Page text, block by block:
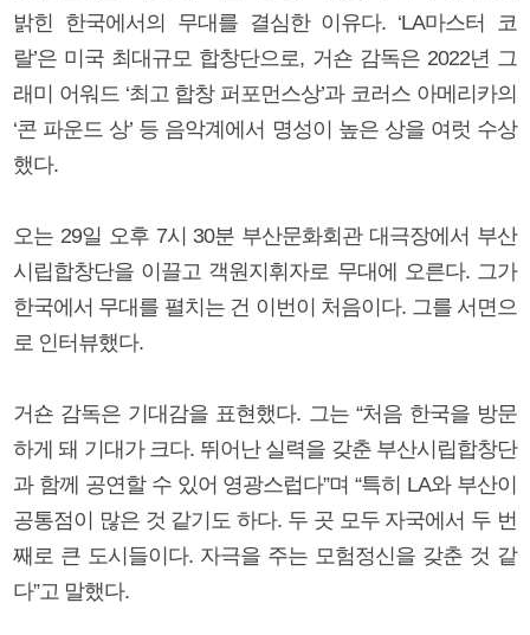
밝힌 한국에서의 무대를 결심한 이유다. ‘LA마스터 코
랄’은 미국 최대규모 합창단으로, 거숀 감독은 2022년 그
래미 어워드 ‘최고 합창 퍼포먼스상’과 코러스 아메리카의
‘콘 파운드 상’ 등 음악계에서 명성이 높은 상을 여럿 수상
했다.
오는 29일 오후 7시 30분 부산문화회관 대극장에서 부산
시립합창단을 이끌고 객원지휘자로 무대에 오른다. 그가
한국에서 무대를 펼치는 건 이번이 처음이다. 그를 서면으
로 인터뷰했다.
거숀 감독은 기대감을 표현했다. 그는 “처음 한국을 방문
하게 돼 기대가 크다. 뛰어난 실력을 갖춘 부산시립합창단
과 함께 공연할 수 있어 영광스럽다”며 “특히 LA와 부산이
공통점이 많은 것 같기도 하다. 두 곳 모두 자국에서 두 번
째로 큰 도시들이다. 자극을 주는 모험정신을 갖춘 것 같
다”고 말했다.